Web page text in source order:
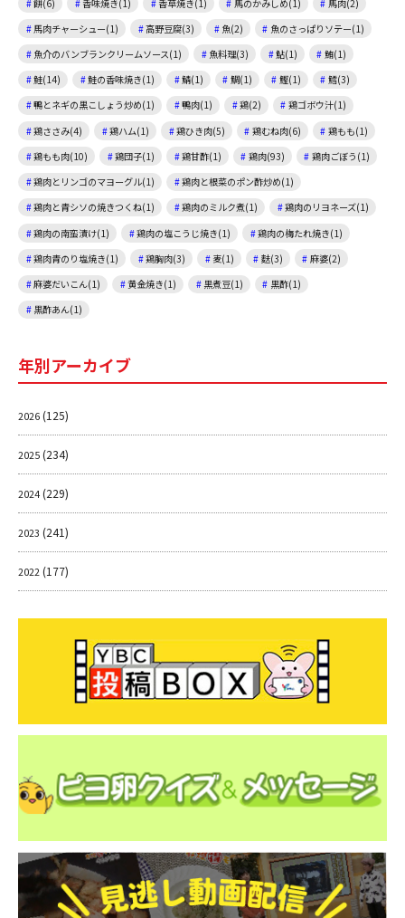
餅(6)
香味焼き(1) 香草焼き(1) 馬のかみしめ(1)
馬肉(2)
馬肉チャーシュー(1)
高野豆腐(3) 魚(2)
魚のさっぱりソテー(1)
魚介のバンブランクリームソース(1)
魚料理(3) 鮎(1)
鮪(1)
鮭(14)
鮭の香味焼き(1) 鯖(1) 鯛(1) 鰹(1)
鱈(3)
鴨とネギの黒こしょう炒め(1)
鴨肉(1) 鶏(2)
鶏ゴボウ汁(1)
鶏ささみ(4)
鶏ハム(1) 鶏ひき肉(5) 鶏むね肉(6)
鶏もも(1)
鶏もも肉(10)
鶏団子(1) 鶏甘酢(1) 鶏肉(93)
鶏肉ごぼう(1)
鶏肉とリンゴのマヨーグル(1)
鶏肉と根菜のポン酢炒め(1)
鶏肉と青シソの焼きつくね(1)
鶏肉のミルク煮(1)
鶏肉のリヨネーズ(1)
鶏肉の南蛮漬け(1)
鶏肉の塩こうじ焼き(1)
鶏肉の梅たれ焼き(1)
鶏肉青のり塩焼き(1)
鶏胸肉(3) 麦(1) 麩(3)
麻婆(2)
麻婆だいこん(1)
黄金焼き(1) 黒煮豆(1)
黒酢(1)
黒酢あん(1)
年別アーカイブ
2026(125)
2025(234)
2024(229)
2023 (241)
2022(177)